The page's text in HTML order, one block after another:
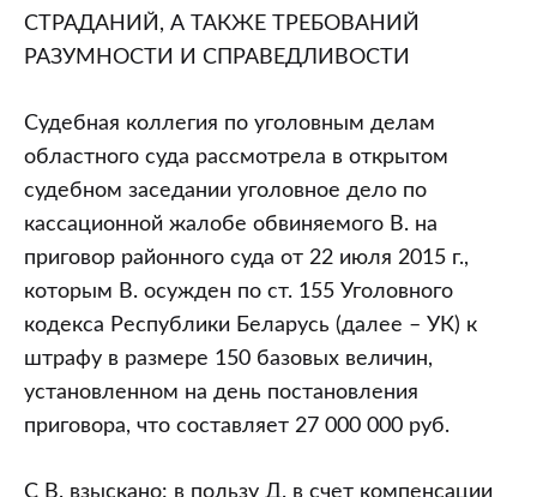
СТРАДАНИЙ, А ТАКЖЕ ТРЕБОВАНИЙ
РАЗУМНОСТИ И СПРАВЕДЛИВОСТИ
Судебная коллегия по уголовным делам
областного суда рассмотрела в открытом
судебном заседании уголовное дело по
кассационной жалобе обвиняемого В. на
приговор районного суда от 22 июля 2015 г.,
которым В. осужден по ст. 155 Уголовного
кодекса Республики Беларусь (далее – УК) к
штрафу в размере 150 базовых величин,
установленном на день постановления
приговора, что составляет 27 000 000 руб.
С В. взыскано: в пользу Д. в счет компенсации